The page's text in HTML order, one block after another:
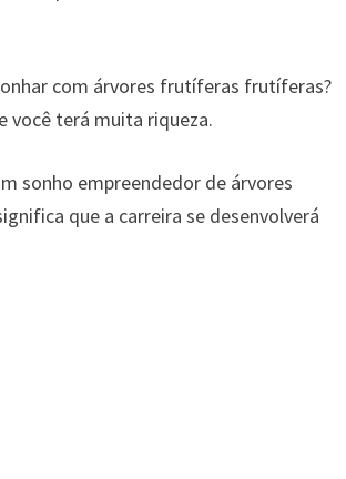
com árvores frutíferas frutíferas?
você terá muita riqueza.
sonho empreendedor de árvores
que a carreira se desenvolverá